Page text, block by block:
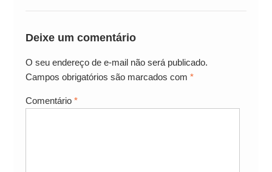
Deixe um comentário
O seu endereço de e-mail não será publicado.
Campos obrigatórios são marcados com *
Comentário *